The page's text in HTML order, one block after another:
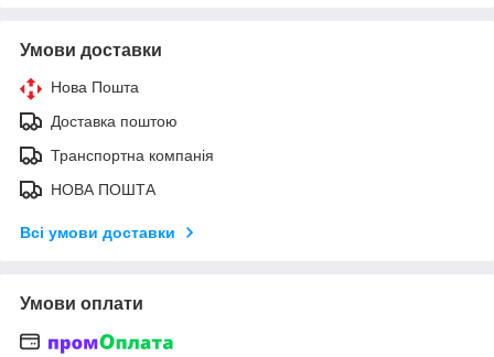
Умови доставки
Нова Пошта
Доставка поштою
Транспортна компанія
НОВА ПОШТА
Всі умови доставки
Умови оплати